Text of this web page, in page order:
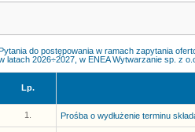
do postępowania w ramach zapytania
latach 2026÷2027, w ENEA Wytwarzanie sp. z
Lp.
1. Prośba o wydłużenie terminu